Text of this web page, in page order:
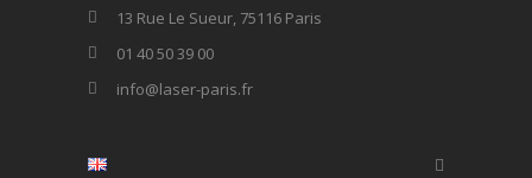
13 Rue Le Sueur, 75116 Paris
01 40 50 39 00
info@laser-paris.fr